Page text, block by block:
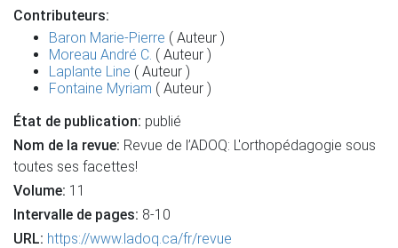
Contributeurs:
Baron Marie-Pierre ( Auteur )
Moreau André C. ( Auteur )
Laplante Line ( Auteur )
Fontaine Myriam ( Auteur )
État de publication: publié
Nom de la revue: Revue de l’ADOQ: L'orthopédagogie sous
toutes ses facettes!
Volume: 11
Intervalle de pages: 8-10
URL: https://www.ladoq.ca/fr/revue